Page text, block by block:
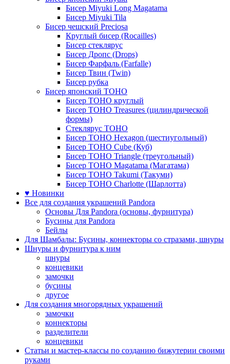
Бисер Miyuki Long Magatama
Бисер Miyuki Tila
Бисер чешский Preciosa
Круглый бисер (Rocailles)
Бисер стеклярус
Бисер Дропс (Drops)
Бисер Фарфаль (Farfalle)
Бисер Твин (Twin)
Бисер рубка
Бисер японский TOHO
Бисер TOHO круглый
Бисер TOHO Treasures (цилиндрической
формы)
Стеклярус TOHO
Бисер TOHO Hexagon (шестиугольный)
Бисер TOHO Cube (Куб)
Бисер TOHO Triangle (треугольный)
Бисер TOHO Magatama (Магатама)
Бисер TOHO Takumi (Такуми)
Бисер TOHO Charlotte (Шарлотта)
♥ Новинки
Все для создания украшений Pandora
Основы Для Pandora (основы, фурнитура)
Бусины для Pandora
Бейлы
Для Шамбалы: Бусины, коннекторы со стразами, шнуры
Шнуры и фурнитура к ним
шнуры
концевики
замочки
бусины
другое
Для создания многорядных украшений
замочки
коннекторы
разделители
концевики
Статьи и мастер-классы по созданию бижутерии своими
руками